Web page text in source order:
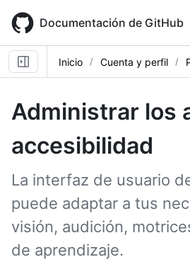
main
content
Documentación de GitHub
Inicio Cuenta y perfil
Administrar los
accesibilidad
La interfaz de usuario
puede adaptar a tus
visión, audición,
de aprendizaje.